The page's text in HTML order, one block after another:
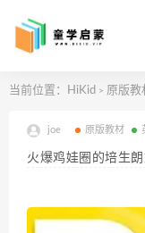
当前位置： HiKid > 原版教
joe 原版教材
火爆鸡娃圈的培生